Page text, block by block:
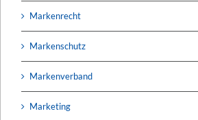
Markenrecht
Markenschutz
Markenverband
Marketing